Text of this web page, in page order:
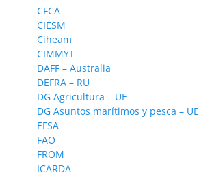
CFCA
CIESM
Ciheam
CIMMYT
DAFF – Australia
DEFRA – RU
DG Agricultura – UE
DG Asuntos marítimos y pesca – UE
EFSA
FAO
FROM
ICARDA